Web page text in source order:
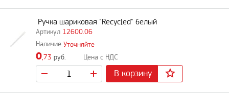
12600.06
Ручка шариковая "Recycled" белый
Уточняйте
0,73 руб.
В корзину